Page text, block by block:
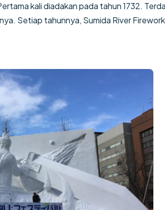
kali diadakan pada tahun 1732.
Setiap tahunnya, Sumida River